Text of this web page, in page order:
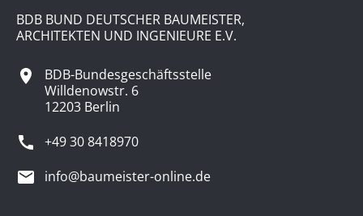
BDB BUND DEUTSCHER BAUMEISTER,
ARCHITEKTEN UND INGENIEURE E.V.
BDB-Bundesgeschäftsstelle
Willdenowstr. 6
12203 Berlin
+49 30 8418970
info@baumeister-online.de